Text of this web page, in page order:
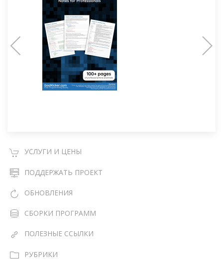
УСЛУГИ И ЦЕНЫ
ПОДДЕРЖАТЬ ПРОЕКТ
ОБНОВЛЕНИЯ
СБОРКИ ПРОГРАММ
ПОЛЕЗНЫЕ ССЫЛКИ
РУБРИКИ